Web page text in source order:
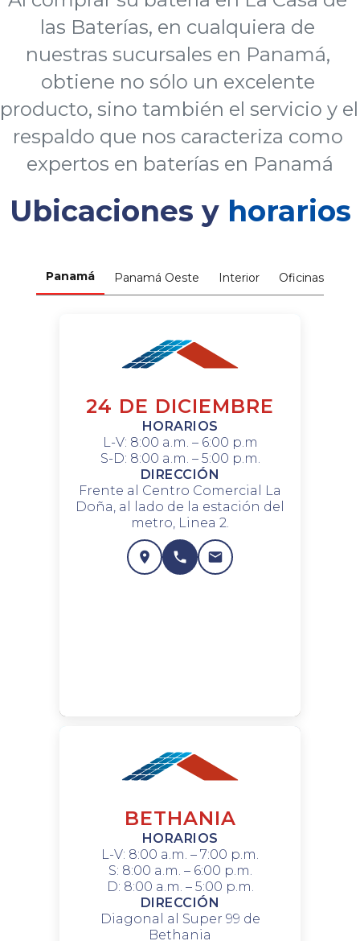
las Baterías, en cualquiera de
nuestras sucursales en Panamá,
obtiene no sólo un excelente
producto, sino también el servicio y el
respaldo que nos caracteriza como
expertos en baterías en Panamá
Ubicaciones y horarios
Panamá Panamá Oeste Interior Oficinas
24 DE DICIEMBRE
HORARIOS
L-V: 8:00 a.m. – 6:00 p.m
S-D: 8:00 a.m. – 5:00 p.m.
DIRECCIÓN
Frente al Centro Comercial La
Doña, al lado de la estación del
metro, Linea 2.
BETHANIA
HORARIOS
L-V: 8:00 a.m. – 7:00 p.m.
S: 8:00 a.m. – 6:00 p.m.
D: 8:00 a.m. – 5:00 p.m.
DIRECCIÓN
Diagonal al Super 99 de
Bethania